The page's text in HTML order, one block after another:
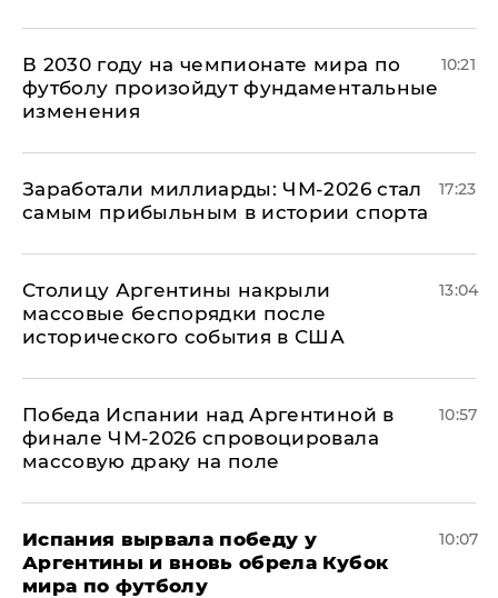
В 2030 году на чемпионате мира по
футболу произойдут фундаментальные
изменения
10:21
Заработали миллиарды: ЧМ-2026 стал
самым прибыльным в истории спорта
17:23
Столицу Аргентины накрыли
массовые беспорядки после
исторического события в США
13:04
Победа Испании над Аргентиной в
финале ЧМ-2026 спровоцировала
массовую драку на поле
10:57
Испания вырвала победу у
Аргентины и вновь обрела Кубок
мира по футболу
10:07